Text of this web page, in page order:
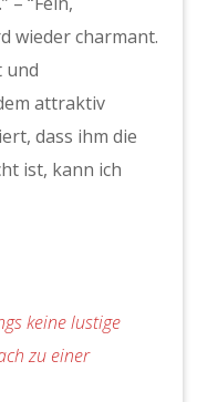
wieder charmant.
und
attraktiv
dass ihm die
ist, kann ich
keine lustige
zu einer